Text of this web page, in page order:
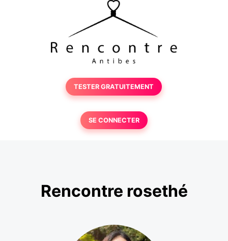
TESTER GRATUITEMENT
SE CONNECTER
Rencontre rosethé